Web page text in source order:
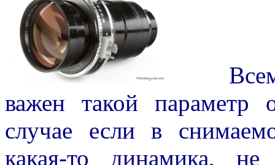
Всем
важен такой параметр
случае если в
какая-то динамика, не